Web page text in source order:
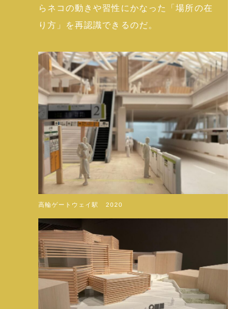
らネコの動きや習性にかなった「場所の在
り方」を再認識できるのだ。
高輪ゲートウェイ駅 2020